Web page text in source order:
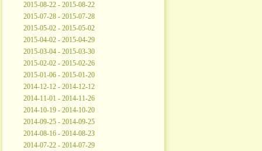
2015-08-22 - 2015-08-22
2015-07-28 - 2015-07-28
2015-05-02 - 2015-05-02
2015-04-02 - 2015-04-29
2015-03-04 - 2015-03-30
2015-02-02 - 2015-02-26
2015-01-06 - 2015-01-20
2014-12-12 - 2014-12-12
2014-11-01 - 2014-11-26
2014-10-19 - 2014-10-20
2014-09-25 - 2014-09-25
2014-08-16 - 2014-08-23
2014-07-22 - 2014-07-29